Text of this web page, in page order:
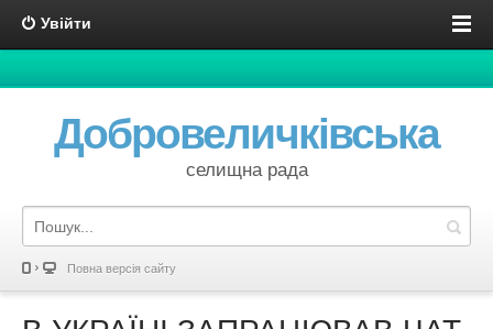
Увійти
Добровеличківська
селищна рада
Повна версія сайту